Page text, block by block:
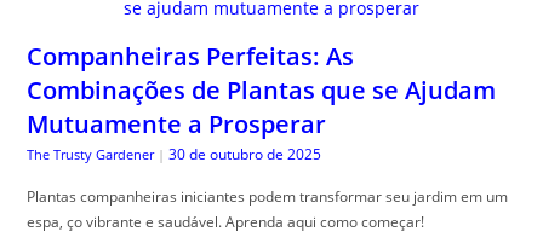
Companheiras Perfeitas: As
Combinações de Plantas que se Ajudam
Mutuamente a Prosperar
The Trusty Gardener | 30 de outubro de 2025
Plantas companheiras iniciantes podem transformar seu jardim em um
espa, ço vibrante e saudável. Aprenda aqui como começar!